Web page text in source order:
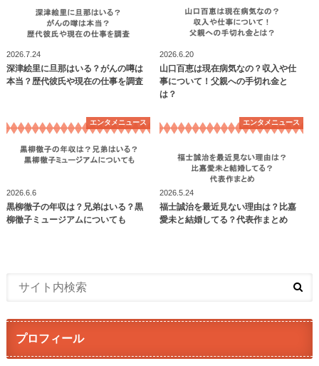
2026.7.24
深津絵里に旦那はいる？がんの噂は
本当？歴代彼氏や現在の仕事を調査
2026.6.20
山口百恵は現在病気なの？収入や仕
事について！父親への手切れ金と
は？
エンタメニュース
2026.6.6
黒柳徹子の年収は？兄弟はいる？黒
柳徹子ミュージアムについても
エンタメニュース
2026.5.24
福士誠治を最近見ない理由は？比嘉
愛未と結婚してる？代表作まとめ
プロフィール